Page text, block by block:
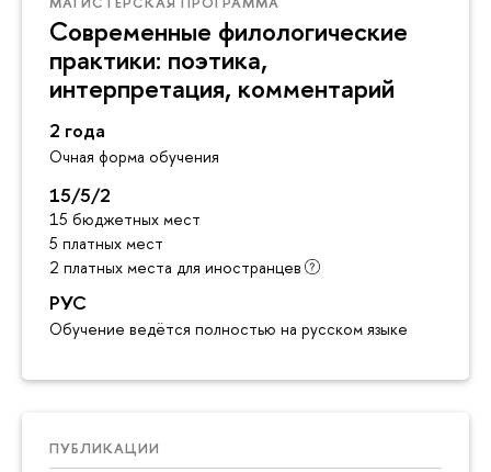
Современные филологические
практики: поэтика,
интерпретация, комментарий
2 года
Очная форма обучения
15/5/2
15 бюджетных мест
5 платных мест
2 платных места для иностранцев
РУС
Обучение ведётся полностью на русском языке
ПУБЛИКАЦИИ